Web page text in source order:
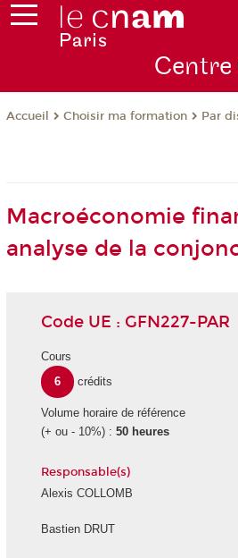
Centre
Accueil Choisir ma formation Par
Macroéconomie
analyse de la
Code UE : GFN227-PAR
Cours
6
crédits
Volume horaire de référence
(+ ou - 10%) : 50 heures
Responsable(s)
Alexis COLLOMB
Bastien DRUT